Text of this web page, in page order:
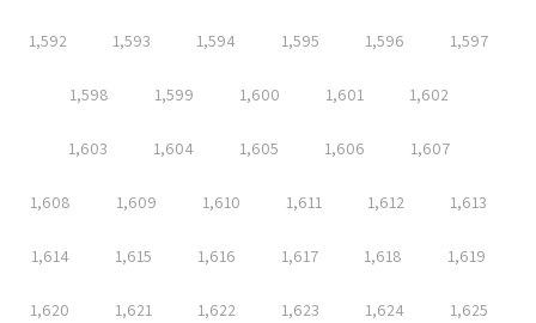
1,592 1,593 1,594 1,595 1,596 1,597
1,598 1,599 1,600 1,601 1,602
1,603 1,604 1,605 1,606 1,607
1,608 1,609 1,610 1,611 1,612 1,613
1,614 1,615 1,616 1,617 1,618 1,619
1,620 1,621 1,622 1,623 1,624 1,625